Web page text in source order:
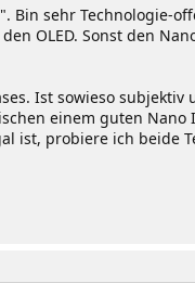
sehr Technologie-
OLED. Sonst den
Ist sowieso
einem guten Nano
ist, probiere ich beide